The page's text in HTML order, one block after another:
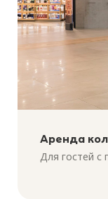
Аренда
Для гостей с